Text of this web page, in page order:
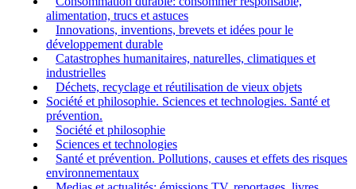
alimentation, trucs et astuces
Innovations, inventions, brevets et idées pour le
développement durable
Catastrophes humanitaires, naturelles, climatiques et
industrielles
Déchets, recyclage et réutilisation de vieux objets
Société et philosophie. Sciences et technologies. Santé et
prévention.
Société et philosophie
Sciences et technologies
Santé et prévention. Pollutions, causes et effets des risques
environnementaux